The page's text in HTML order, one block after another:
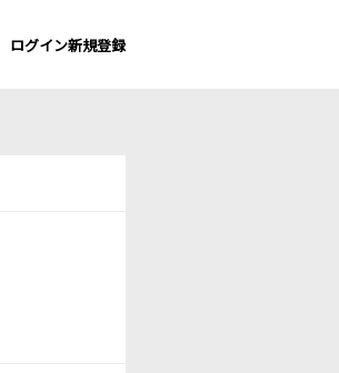
ログイン新規登録